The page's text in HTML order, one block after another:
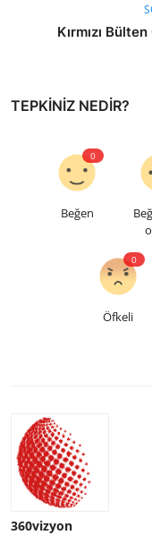
Kırmızı
TEPKINIZ NEDIR?
Beğen
0
Öfkeli
0
360vizyon